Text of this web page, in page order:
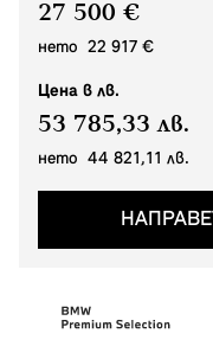
27 500 €
нето 22 917 €
Цена в лв.
53 785,33 лв.
нето 44 821,11 лв.